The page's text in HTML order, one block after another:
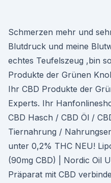
Schmerzen mehr und
Blutdruck und meine
echtes Teufelszeug ,bin
Produkte der Grünen
Ihr CBD Produkte der
Experts. Ihr
CBD Hasch / CBD Öl /
Tiernahrung /
unter 0,2% THC NEU!
(90mg CBD) | Nordic Oil
Präparat mit CBD